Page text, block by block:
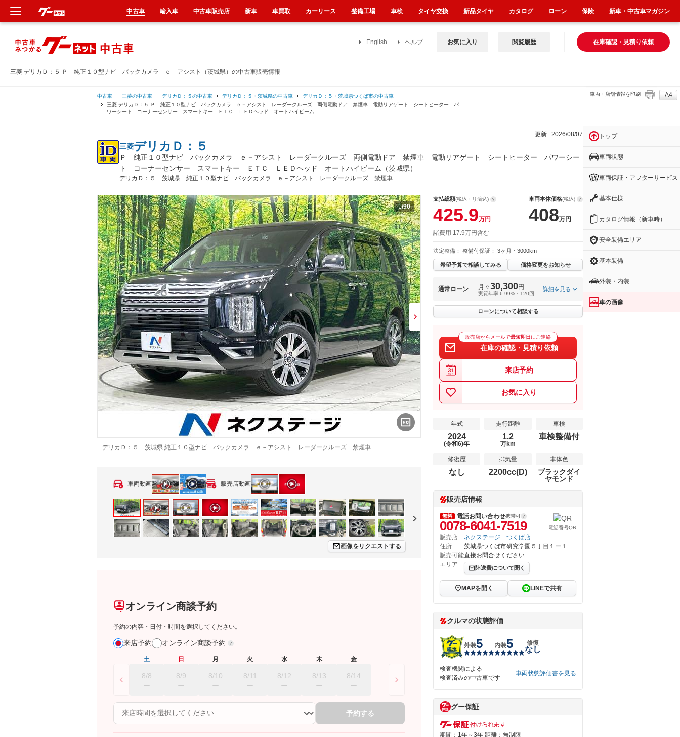
三菱 デリカＤ：５ Ｐ 純正１０型ナビ バックカメラ ｅ－アシスト（茨城県）の中古車販売情報
English ヘルプ 在庫確認・見積り依頼
お気に入り 閲覧履歴
中古車 三菱の中古車 デリカＤ：５の中古車 デリカＤ：５・茨城県の中古車
デリカＤ：５・茨城県つくば市の中古車
三菱 デリカＤ：５ Ｐ 純正１０型ナビ バックカメラ ｅ－アシスト レーダークルーズ 両側電動ドア 禁煙車 電動リアゲート シートヒーター パ
ワーシート コーナーセンサー スマートキー ＥＴＣ ＬＥＤヘッド オートハイビーム
車両・店舗情報を印刷 A4
更新 : 2026/08/07
三菱デリカＤ：５
Ｐ 純正１０型ナビ バックカメラ ｅ－アシスト レーダークルーズ 両側電動ドア 禁煙車 電動リアゲート シートヒーター パワーシー
ト コーナーセンサー スマートキー ＥＴＣ ＬＥＤヘッド オートハイビーム（茨城県）
デリカＤ：５ 茨城県 純正１０型ナビ バックカメラ ｅ－アシスト レーダークルーズ 禁煙車
1/90
デリカＤ：５ 茨城県 純正１０型ナビ バックカメラ ｅ－アシスト レーダークルーズ 禁煙車
車両動画 販売店動画
画像をリクエストする
オンライン商談予約
予約の内容・日付・時間を選択してください。
来店予約 オンライン商談予約
土
8/8
日
8/9
月
8/10
火
8/11
水
8/12
木
8/13
金
8/14
予約する
支払総額(税込・リ済込)
425.9万円
車両本体価格(税込)
408万円
諸費用 17.9万円含む
法定整備： 整備付保証： 3ヶ月・3000km
希望予算で相談してみる 価格変更をお知らせ
通常ローン 月々30,300円
実質年率 6.99%・120回
詳細を見る
ローンについて相談する
販売店からメールで最短即日 にご連絡
在庫の確認・見積り依頼
来店予約
お気に入り
年式
2024
(令和6)年
走行距離
1.2
万km
車検
車検整備付
修復歴
なし
排気量
2200cc(D)
車体色
ブラックダイ
ヤモンド
販売店情報
無料 電話お問い合わせ携帯可
0078-6041-7519 電話番号QR
販売店
ネクステージ つくば店
住所
茨城県つくば市研究学園５丁目１ー１
販売可能
エリア
直接お問合せください
陸送費について聞く
MAPを開く LINEで共有
クルマの状態評価
外装5 内装5 修復
なし
検査機関による
検査済みの中古車です
車両状態評価書を見る
グー保証
期間：1年～3年 距離：無制限
トップ
車両状態
車両保証・アフターサービス
基本仕様
カタログ情報（新車時）
安全装備エリア
基本装備
外装・内装
車の画像
中古車 輸入車 中古車販売店 新車 車買取 カーリース 整備工場 車検 タイヤ交換 新品タイヤ カタログ ローン 保険 新車・中古車マガジン
新車
中古車